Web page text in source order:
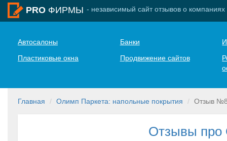
PRO ФИРМЫ - независимый сайт отзывов о компаниях
Автосалоны Банки
Пластиковые окна
Продвижение сайтов
Главная Олимп Паркета: напольные покрытия Отзыв
Отзывы про